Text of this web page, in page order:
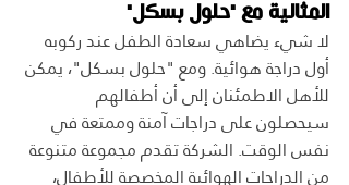
المثالية مع "حلول بسكل"
لا شيء يضاهي سعادة الطفل عند ركوبه
أول دراجة هوائية. ومع "حلول بسكل"، يمكن
للأهل الاطمئنان إلى أن أطفالهم
سيحصلون على دراجات آمنة وممتعة في
نفس الوقت. الشركة تقدم مجموعة متنوعة
من الدراجات الهوائية المخصصة للأطفال،